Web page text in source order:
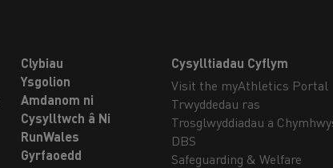
Clybiau
Ysgolion
Amdanom ni
Cysylltwch â Ni
RunWales
Gyrfaoedd
Cysylltiadau Cyflym
Visit the myAthletics Portal
Trwyddedau ras
Trosglwyddiadau a
DBS
Safeguarding & Welfare